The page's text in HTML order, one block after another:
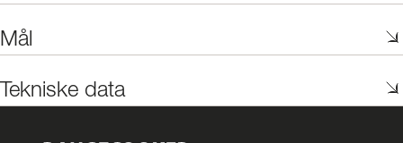
Mål
Tekniske data